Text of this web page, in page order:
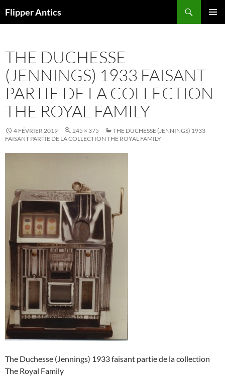
auFlipper Antics
THE DUCHESSE
(JENNINGS) 1933 FAISANT
PARTIE DE LA COLLECTION
THE ROYAL FAMILY
4 FÉVRIER 2019 245 × 375
THE DUCHESSE (JENNINGS) 1933
FAISANT PARTIE DE LA COLLECTION THE ROYAL FAMILY
The Duchesse (Jennings) 1933 faisant partie de la collection
The Royal Family